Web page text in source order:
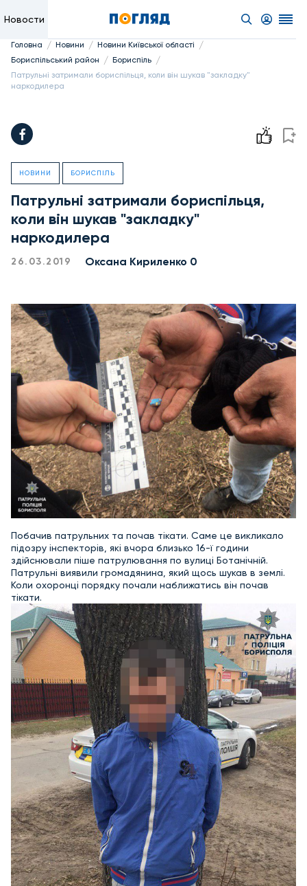
Новости
Головна / Новини / Новини Київської області /
Бориспільський район / Бориспіль /
Патрульні затримали бориспільця, коли він шукав "закладку"
наркодилера
НОВИНИ БОРИСПІЛЬ
Патрульні затримали бориспільця,
коли він шукав "закладку"
наркодилера
26.03.2019 Оксана Кириленко 0
Побачив патрульних та почав тікати. Саме це викликало
підозру інспекторів, які вчора близько 16-ї години
здійснювали піше патрулювання по вулиці Ботанічній.
Патрульні виявили громадянина, який щось шукав в землі.
Коли охоронці порядку почали наближатись він почав
тікати.